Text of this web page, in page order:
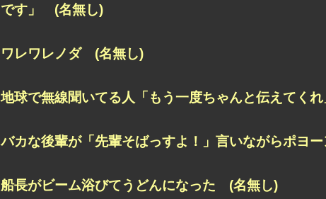
です」 (名無し)
ワレワレノダ (名無し)
地球で無線聞いてる人「もう一度ちゃんと伝えてく
バカな後輩が「先輩そばっすよ！」言いながらポヨ
船長がビーム浴びてうどんになった (名無し)